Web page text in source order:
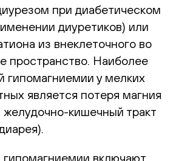
при диабетическом
диуретиков) или
из внеклеточного во
пространство. Наиболее
гипомагниемии у мелких
является потеря магния
желудочно-кишечный тракт
включают